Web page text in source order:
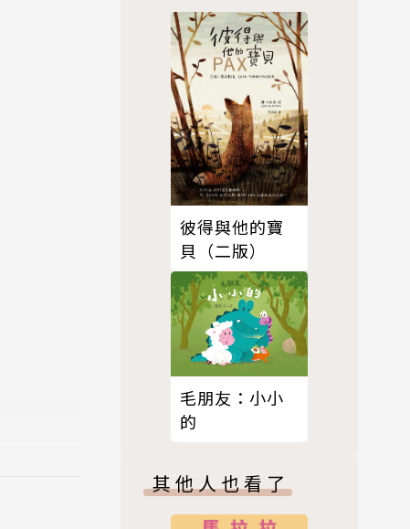
彼得與他的寶
貝（二版）
毛朋友：小小
的
其他人也看了